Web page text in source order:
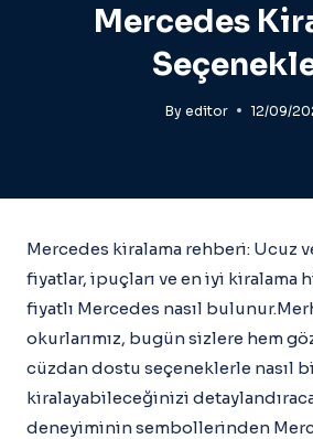
Mercedes
By editor 12/09/
Mercedes kiralama rehberi: Ucuz
fiyatlar, ipuçları ve en iyi kiralama
fiyatlı Mercedes nasıl
okurlarımız, bugün sizlere hem
cüzdan dostu seçeneklerle nasıl
kiralayabileceğinizi
deneyiminin sembollerinden